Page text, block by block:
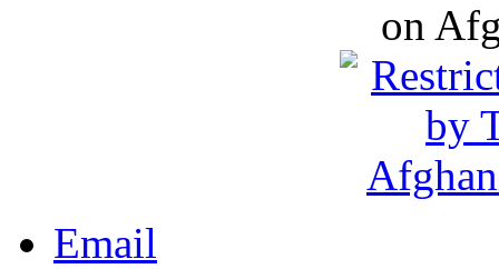
on
Email